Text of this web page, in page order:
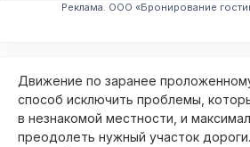
Реклама. ООО «Бронирование
Движение по заранее
способ исключить проблемы,
в незнакомой местности, и
преодолеть нужный участок